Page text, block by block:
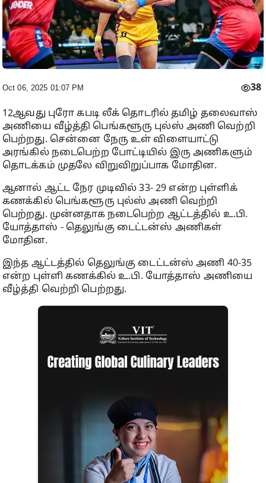
Oct 06, 2025 01:07 PM 38
12ஆவது புரோ கபடி லீக் தொடரில் தமிழ் தலைவாஸ்
அணியை வீழ்த்தி பெங்களூரு புல்ஸ் அணி வெற்றி
பெற்றது. சென்னை நேரு உள் விளையாட்டு
அரங்கில் நடைபெற்ற போட்டியில் இரு அணிகளும்
தொடக்கம் முதலே விறுவிறுப்பாக மோதின.
ஆனால் ஆட்ட நேர முடிவில் 33- 29 என்ற புள்ளிக்
கணக்கில் பெங்களூரு புல்ஸ் அணி வெற்றி
பெற்றது. முன்னதாக நடைபெற்ற ஆட்டத்தில் உ.பி.
யோத்தாஸ் - தெலுங்கு டைட்டன்ஸ் அணிகள்
மோதின.
இந்த ஆட்டத்தில் தெலுங்கு டைட்டன்ஸ் அணி 40-35
என்ற புள்ளி கணக்கில் உ.பி. யோத்தாஸ் அணியை
வீழ்த்தி வெற்றி பெற்றது.